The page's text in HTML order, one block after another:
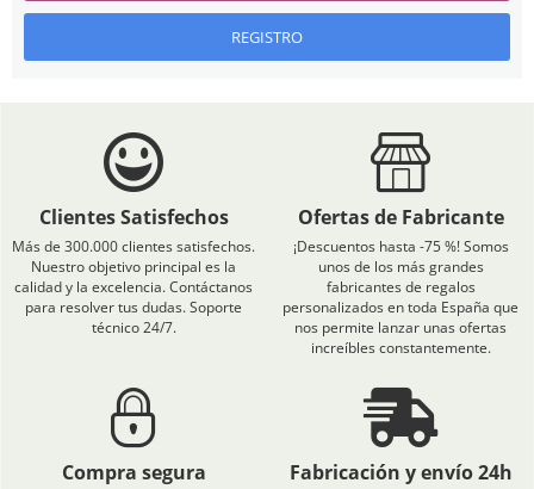
REGISTRO
Clientes Satisfechos
Más de 300.000 clientes satisfechos.
Nuestro objetivo principal es la
calidad y la excelencia. Contáctanos
para resolver tus dudas. Soporte
técnico 24/7.
Ofertas de Fabricante
¡Descuentos hasta -75 %! Somos
unos de los más grandes
fabricantes de regalos
personalizados en toda España que
nos permite lanzar unas ofertas
increíbles constantemente.
Compra segura Fabricación y envío 24h